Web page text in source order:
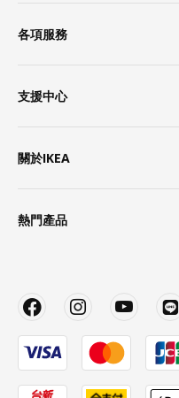
各項服務
支援中心
關於IKEA
熱門產品